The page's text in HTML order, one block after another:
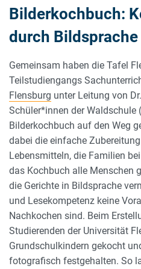
Bilderkochbuch:
durch Bildsprache
Gemeinsam haben die Tafel
Teilstudiengangs
Flensburg unter Leitung von
Schüler*innen der
Bilderkochbuch auf den Weg
dabei die einfache
Lebensmitteln, die Familien
das Kochbuch alle Menschen
die Gerichte in Bildsprache
und Lesekompetenz keine
Nachkochen sind. Beim
Studierenden der Universität
Grundschulkindern gekocht
fotografisch festgehalten. So